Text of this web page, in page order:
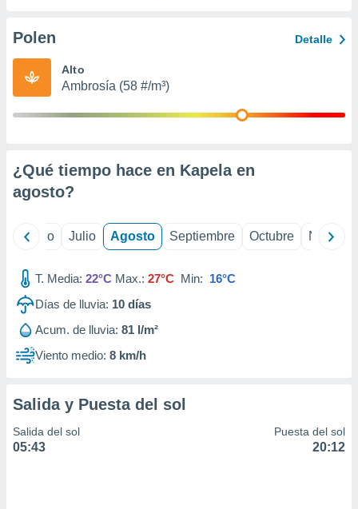
e
mediante
de
1199
Polen Detalle
Alto
Ambrosía (58 #/m³)
¿Qué tiempo hace en Kapela en
agosto?
Junio Julio Agosto Septiembre Octubre
T. Media: 22°C Max.: 27°C Min: 16°C
Días de lluvia: 10 días
Acum. de lluvia: 81 l/m²
Viento medio: 8 km/h
Salida y Puesta del sol
Salida del sol
05:43
Puesta del sol
20:12